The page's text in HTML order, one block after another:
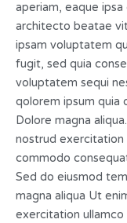
aperiam, eaque
architecto beatae
ipsam voluptatem
fugit, sed quia
voluptatem sequi
qolorem ipsum quia
Dolore magna
nostrud exercitation
commodo
Sed do eiusmod
magna aliqua Ut
exercitation ullamco